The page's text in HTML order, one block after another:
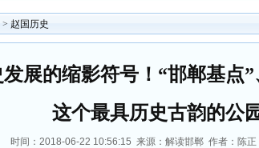
> 赵国历史
展的缩影符号！“邯郸基点
这个最具历史古韵的公
时间：2018-06-22 10:56:15 来源：解读邯郸 作者：陈正